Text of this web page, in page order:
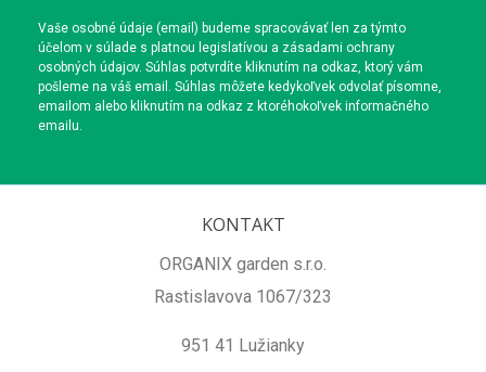
Vaše osobné údaje (email) budeme spracovávať len za týmto
účelom v súlade s platnou legislatívou a zásadami ochrany
osobných údajov. Súhlas potvrdíte kliknutím na odkaz, ktorý vám
pošleme na váš email. Súhlas môžete kedykoľvek odvolať písomne,
emailom alebo kliknutím na odkaz z ktoréhokoľvek informačného
emailu.
KONTAKT
ORGANIX garden s.r.o.
Rastislavova 1067/323
951 41 Lužianky